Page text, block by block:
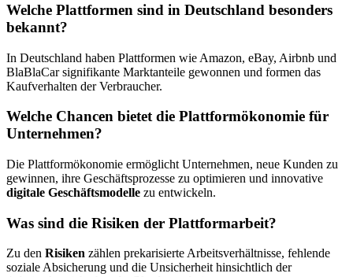
Welche Plattformen sind in Deutschland besonders
bekannt?
In Deutschland haben Plattformen wie Amazon, eBay, Airbnb und
BlaBlaCar signifikante Marktanteile gewonnen und formen das
Kaufverhalten der Verbraucher.
Welche Chancen bietet die Plattformökonomie für
Unternehmen?
Die Plattformökonomie ermöglicht Unternehmen, neue Kunden zu
gewinnen, ihre Geschäftsprozesse zu optimieren und innovative
digitale Geschäftsmodelle zu entwickeln.
Was sind die Risiken der Plattformarbeit?
Zu den Risiken zählen prekarisierte Arbeitsverhältnisse, fehlende
soziale Absicherung und die Unsicherheit hinsichtlich der